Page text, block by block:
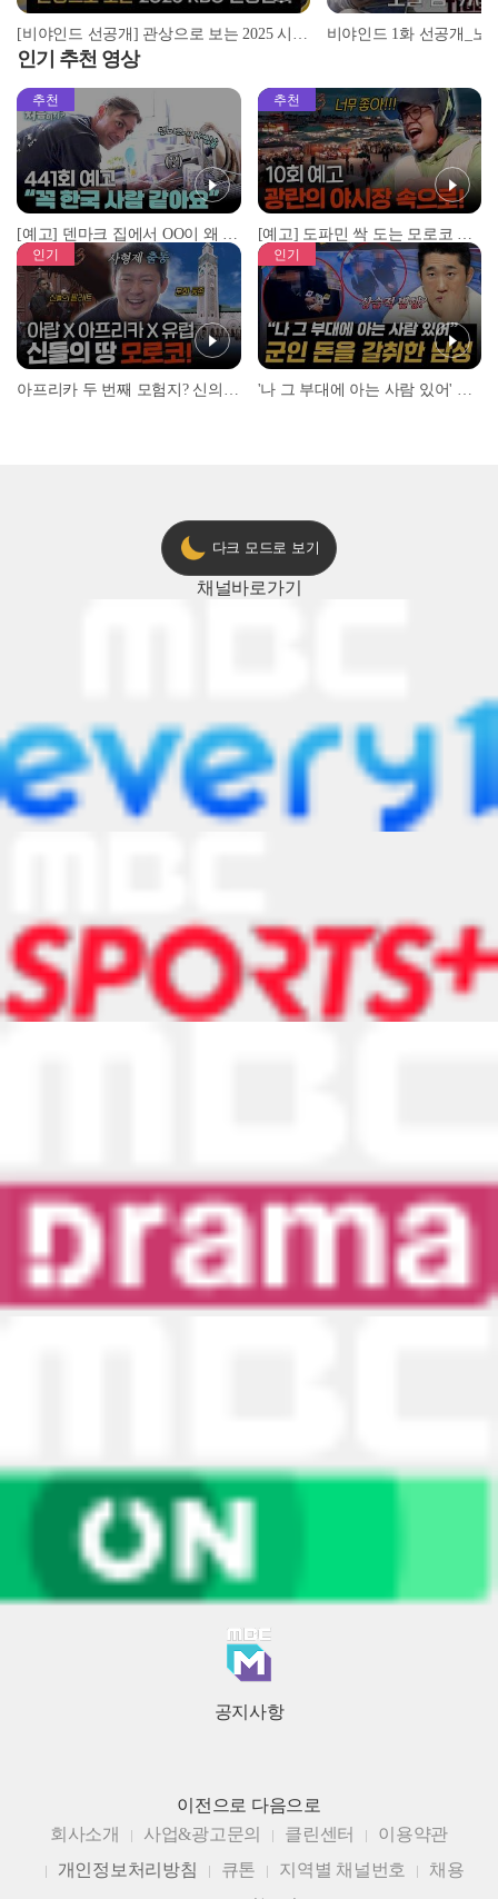
[비야인드 선공개] 관상으로 보는 2025 시즌 KBO 전망은?! 비야인드 1화 선공개_노
인기 추천 영상
추천
[예고] 덴마크 집에서 OO이 왜 나와...? 이상할 정도로 한국을 사랑하는 우리 형을 제보합니다!
추천
[예고] 도파민 싹 도는 모로코 야시장 투어!
인기 인기
다크 모드로 보기
채널바로가기
공지사항
이전으로 다음으로
회사소개
사업&광고문의 클린센터
이용약관
개인정보처리방침
큐톤 지역별 채널번호
채용